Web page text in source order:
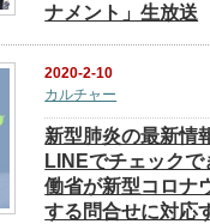
ナメント」生放送
2020-2-10
カルチャー
新型肺炎の最新情
LINEでチェック
働省が新型コロナ
する問合せに対応